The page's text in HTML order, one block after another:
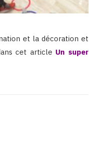
et la décoration et
cet article Un super